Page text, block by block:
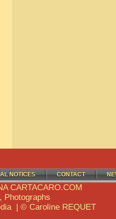
NOTICES CONTACT
CARTACARO.COM
Photographs
| © Caroline REQUET